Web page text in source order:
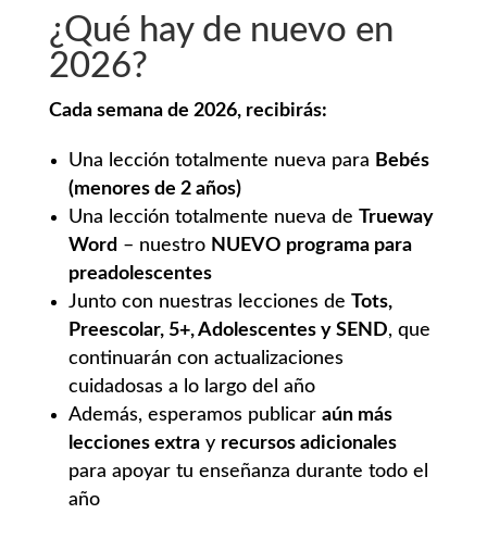
¿Qué hay de nuevo en
2026?
Cada semana de 2026, recibirás:
Una lección totalmente nueva para Bebés
(menores de 2 años)
Una lección totalmente nueva de Trueway
Word – nuestro NUEVO programa para
preadolescentes
Junto con nuestras lecciones de Tots,
Preescolar, 5+, Adolescentes y SEND, que
continuarán con actualizaciones
cuidadosas a lo largo del año
Además, esperamos publicar aún más
lecciones extray recursos adicionales
para apoyar tu enseñanza durante todo el
año